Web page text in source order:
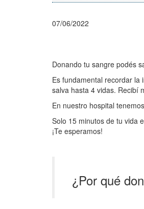
07/06/2022
Donando tu sangre podés
Es fundamental recordar la
salva hasta 4 vidas. Recibí
En nuestro hospital
Solo 15 minutos de tu vida
¡Te esperamos!
¿Por qué